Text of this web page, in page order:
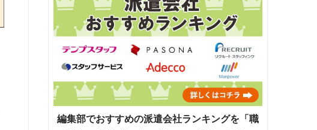
編集部でおすすめの派遣会社ランキングを「職